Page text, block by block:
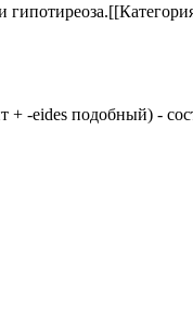
-eides подобный) -